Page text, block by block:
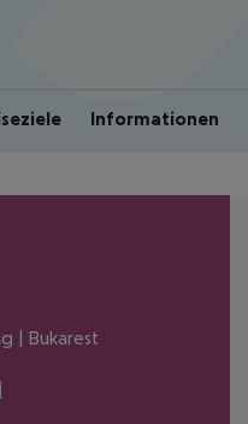
Informationen
| Bukarest